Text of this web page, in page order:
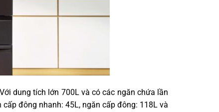
dung tích lớn 700L và có các ngăn chứa lần
đông nhanh: 45L, ngăn cấp đông: 118L và